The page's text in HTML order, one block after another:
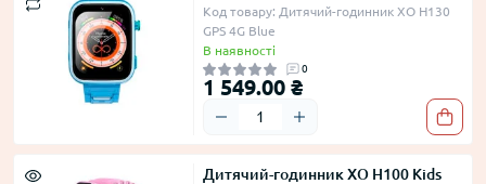
Код товару: Дитячий-годинник XO H130
GPS 4G Blue
В наявності
0
1 549.00 ₴
Дитячий-годинник XO H100 Kids